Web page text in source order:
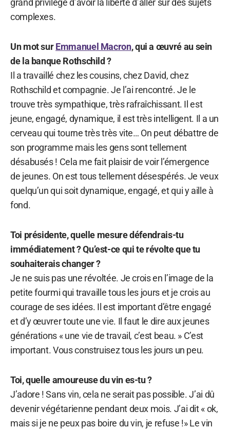
grand privilège d’avoir la liberté d’aller sur des sujets
complexes.
Un mot surEmmanuel Macron, qui a œuvré au sein
de la banque Rothschild ?
Il a travaillé chez les cousins, chez David, chez
Rothschild et compagnie. Je l’ai rencontré. Je le
trouve très sympathique, très rafraîchissant. Il est
jeune, engagé, dynamique, il est très intelligent. Il a un
cerveau qui tourne très très vite… On peut débattre de
son programme mais les gens sont tellement
désabusés ! Cela me fait plaisir de voir l’émergence
de jeunes. On est tous tellement désespérés. Je veux
quelqu’un qui soit dynamique, engagé, et qui y aille à
fond.
Toi présidente, quelle mesure défendrais-tu
immédiatement ? Qu’est-ce qui te révolte que tu
souhaiterais changer ?
Je ne suis pas une révoltée. Je crois en l’image de la
petite fourmi qui travaille tous les jours et je crois au
courage de ses idées. Il est important d’être engagé
et d’y œuvrer toute une vie. Il faut le dire aux jeunes
générations « une vie de travail, c’est beau. » C’est
important. Vous construisez tous les jours un peu.
Toi, quelle amoureuse du vin es-tu ?
J’adore ! Sans vin, cela ne serait pas possible. J’ai dû
devenir végétarienne pendant deux mois. J’ai dit « ok,
mais si je ne peux pas boire du vin, je refuse !» Le vin